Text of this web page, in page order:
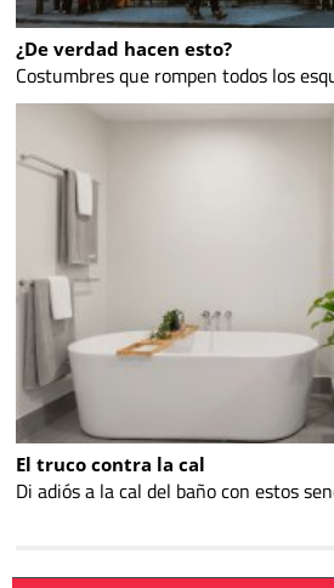
¿De verdad hacen esto?
Costumbres que rompen todos los
El truco contra la cal
Di adiós a la cal del baño con estos